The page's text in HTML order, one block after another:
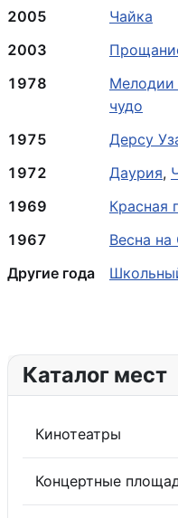
2005
Чайка
2003
1978
Мелодии
чудо
1975
Дерсу
1972
Даурия,
1969
Красная
1967
Весна
Другие года
Каталог мест
Кинотеатры
Концертные